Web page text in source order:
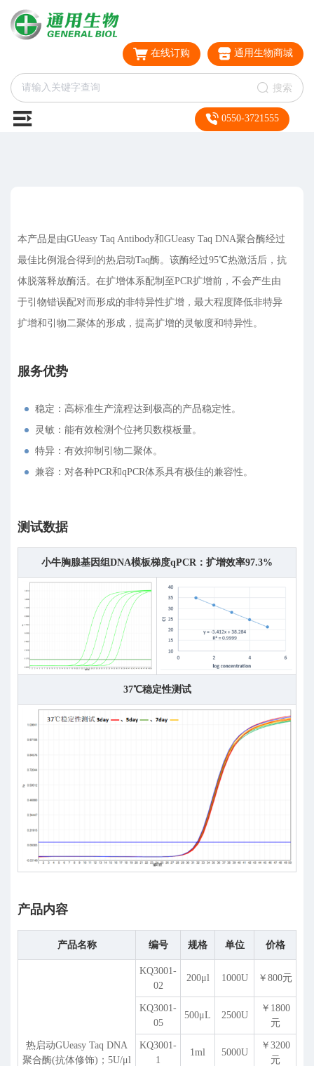
在线订购 通用生物商城
搜索
0550-3721555
本产品是由GUeasy Taq Antibody和GUeasy Taq DNA聚合酶经过
最佳比例混合得到的热启动Taq酶。该酶经过95℃热激活后，抗
体脱落释放酶活。在扩增体系配制至PCR扩增前，不会产生由
于引物错误配对而形成的非特异性扩增，最大程度降低非特异
扩增和引物二聚体的形成，提高扩增的灵敏度和特异性。
服务优势
稳定：高标准生产流程达到极高的产品稳定性。
灵敏：能有效检测个位拷贝数模板量。
特异：有效抑制引物二聚体。
兼容：对各种PCR和qPCR体系具有极佳的兼容性。
测试数据
小牛胸腺基因组DNA模板梯度qPCR：扩增效率97.3%
37℃稳定性测试
产品内容
产品名称 编号 规格 单位 价格
热启动GUeasy Taq DNA
聚合酶(抗体修饰)；5U/μl
KQ3001-
02
200μl 1000U ￥800元
KQ3001-
05
500μL 2500U
￥1800
元
KQ3001-
1
1ml 5000U
￥3200
元